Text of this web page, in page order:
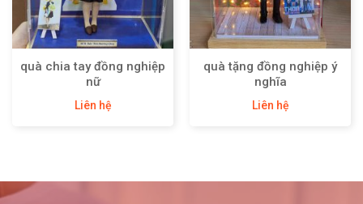
quà chia tay đồng nghiệp
nữ
Liên hệ
quà tặng đồng nghiệp ý
nghĩa
Liên hệ